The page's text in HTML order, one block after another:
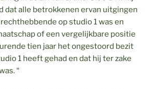
dat alle betrokkenen ervan uitgingen
op studio 1 was en
of een vergelijkbare positie
tien jaar het ongestoord bezit
1 heeft gehad en dat hij ter zake
“